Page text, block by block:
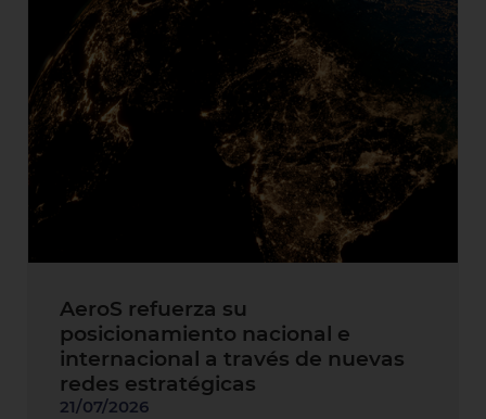
AeroS refuerza su
posicionamiento nacional e
internacional a través de nuevas
redes estratégicas
21/07/2026